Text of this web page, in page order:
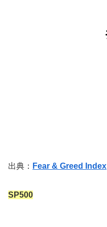
出典： Fear & Greed Index
SP500